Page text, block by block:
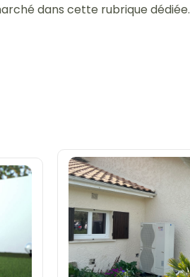
dans cette rubrique dédiée.